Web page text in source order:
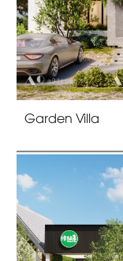
Garden Villa